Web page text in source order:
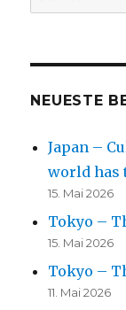
nach:
NEUESTE
Japan –
world has
15. Mai 2026
Tokyo –
15. Mai 2026
Tokyo –
11. Mai 2026